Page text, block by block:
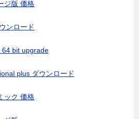
ジ版 価格
ンロード
bit upgrade
plus ダウンロード
ック 価格